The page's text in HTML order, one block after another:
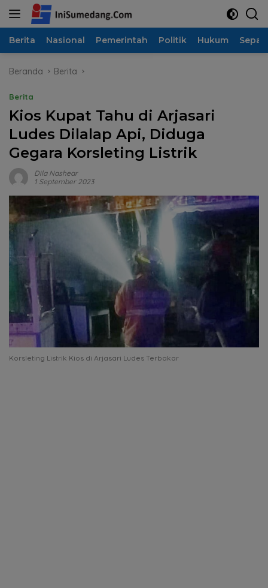
Langsung
Berita Nasional Pemerintah Politik Hukum
Beranda Berita
Berita
Kios Kupat Tahu di Arjasari
Ludes Dilalap Api, Diduga
Gegara Korsleting Listrik
Dila Nashear
1 September 2023
Korsleting Listrik Kios di Arjasari Ludes Terbakar